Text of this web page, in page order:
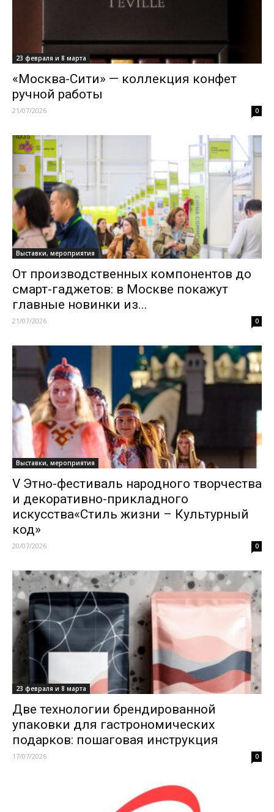
23 февраля и 8 марта
«Москва-Сити» — коллекция конфет
ручной работы
21/07/2026 0
Выставки, мероприятия
От производственных компонентов до
смарт-гаджетов: в Москве покажут
главные новинки из...
21/07/2026 0
Выставки, мероприятия
V Этно-фестиваль народного творчества
и декоративно-прикладного
искусства«Стиль жизни – Культурный
код»
20/07/2026 0
23 февраля и 8 марта
Две технологии брендированной
упаковки для гастрономических
подарков: пошаговая инструкция
17/07/2026 0